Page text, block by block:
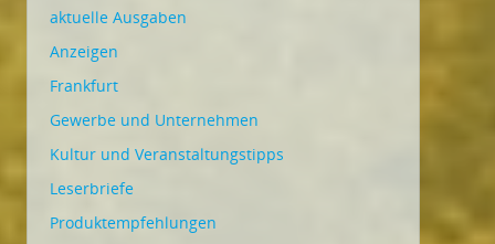
aktuelle Ausgaben
Anzeigen
Frankfurt
Gewerbe und Unternehmen
Kultur und Veranstaltungstipps
Leserbriefe
Produktempfehlungen